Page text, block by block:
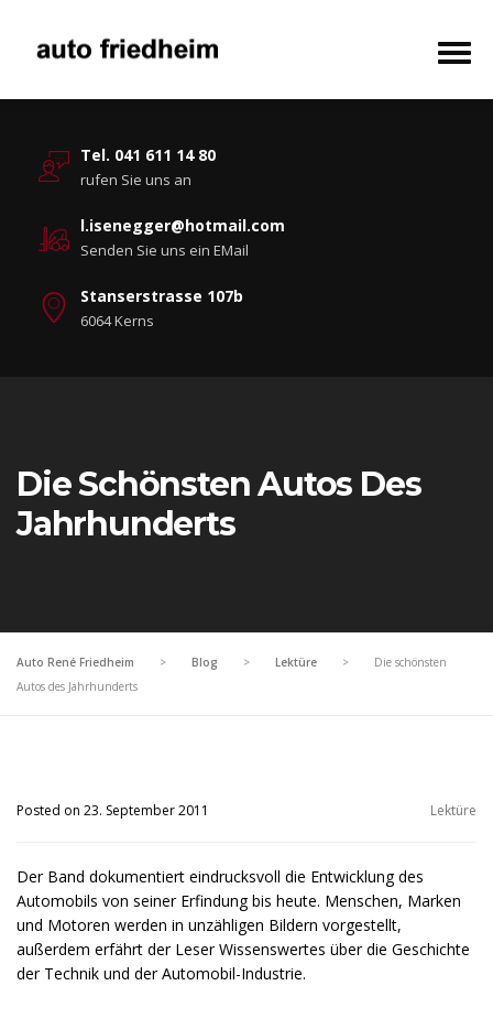
Tel. 041 611 14 80
rufen Sie uns an
l.isenegger@hotmail.com
Senden Sie uns ein EMail
Stanserstrasse 107b
6064 Kerns
Die Schönsten Autos Des
Jahrhunderts
Auto René Friedheim > Blog > Lektüre >
Die schönsten
Autos des Jahrhunderts
Posted on 23. September 2011 Lektüre
Der Band dokumentiert eindrucksvoll die Entwicklung des
Automobils von seiner Erfindung bis heute. Menschen, Marken
und Motoren werden in unzähligen Bildern vorgestellt,
außerdem erfährt der Leser Wissenswertes über die Geschichte
der Technik und der Automobil-Industrie.